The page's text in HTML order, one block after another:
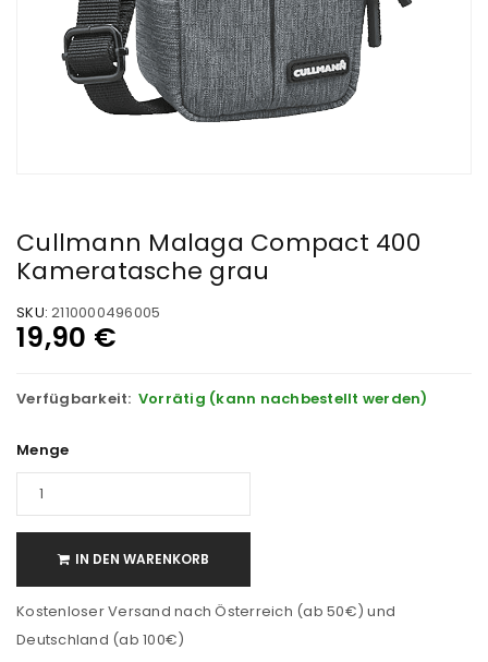
Cullmann Malaga Compact 400
Kameratasche grau
SKU: 2110000496005
19,90 €
Verfügbarkeit: Vorrätig (kann nachbestellt werden)
Menge
IN DEN WARENKORB
Kostenloser Versand nach Österreich (ab 50€) und
Deutschland (ab 100€)